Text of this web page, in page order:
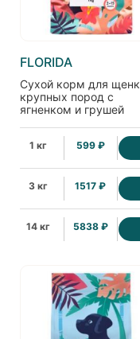
FLORIDA
Сухой корм для
крупных пород с
ягненком и грушей
1 кг 599 ₽
3 кг 1517 ₽
14 кг 5838 ₽